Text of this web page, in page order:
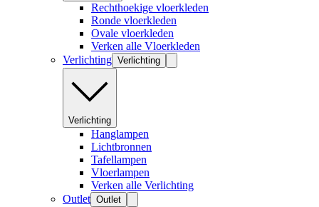
Rechthoekige vloerkleden
Ronde vloerkleden
Ovale vloerkleden
Verken alle Vloerkleden
Verlichting Verlichting
Verlichting
Hanglampen
Lichtbronnen
Tafellampen
Vloerlampen
Verken alle Verlichting
Outlet Outlet